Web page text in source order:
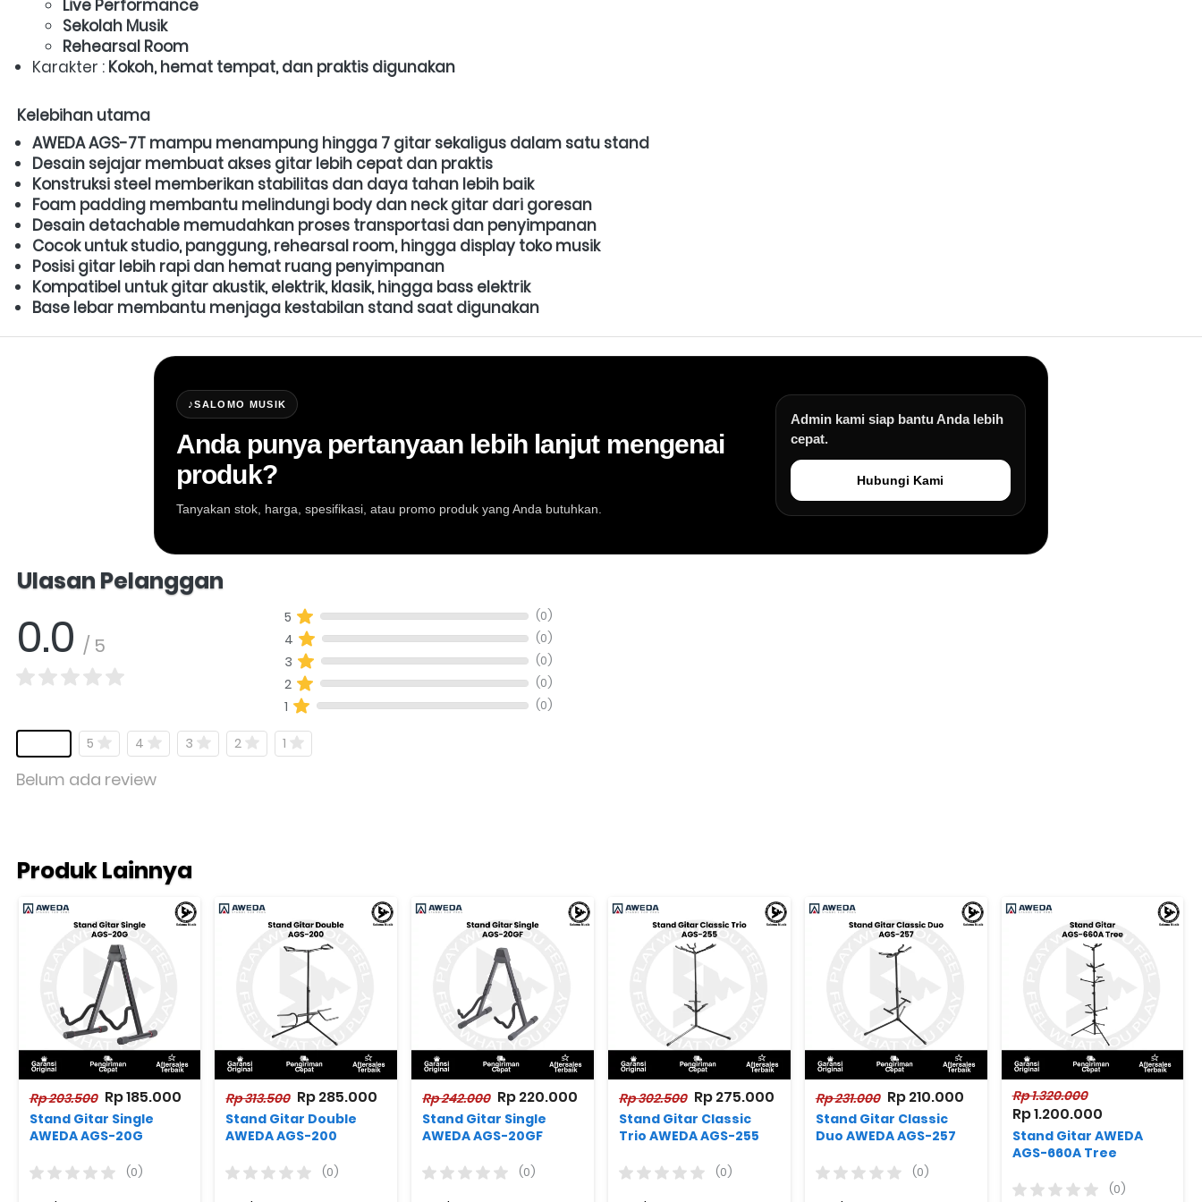
Live Performance
Sekolah Musik
Rehearsal Room
Karakter : Kokoh, hemat tempat, dan praktis digunakan
Kelebihan utama
AWEDA AGS-7T mampu menampung hingga 7 gitar sekaligus dalam satu stand
Desain sejajar membuat akses gitar lebih cepat dan praktis
Konstruksi steel memberikan stabilitas dan daya tahan lebih baik
Foam padding membantu melindungi body dan neck gitar dari goresan
Desain detachable memudahkan proses transportasi dan penyimpanan
Cocok untuk studio, panggung, rehearsal room, hingga display toko musik
Posisi gitar lebih rapi dan hemat ruang penyimpanan
Kompatibel untuk gitar akustik, elektrik, klasik, hingga bass elektrik
Base lebar membantu menjaga kestabilan stand saat digunakan
♪SALOMO MUSIK
Anda punya pertanyaan lebih lanjut mengenai
produk?
Tanyakan stok, harga, spesifikasi, atau promo produk yang Anda butuhkan.
Admin kami siap bantu Anda lebih
cepat.
Hubungi Kami
Ulasan Pelanggan
0.0 / 5
5 (0)
4 (0)
3 (0)
2 (0)
1 (0)
5 4 3 2 1
Belum ada review
Produk Lainnya
Rp 203.500 Rp 185.000
Stand Gitar Single
AWEDA AGS-20G
(0)
Rp 313.500 Rp 285.000
Stand Gitar Double
AWEDA AGS-200
(0)
Rp 242.000 Rp 220.000
Stand Gitar Single
AWEDA AGS-20GF
(0)
Rp 302.500 Rp 275.000
Stand Gitar Classic
Trio AWEDA AGS-255
(0)
Rp 231.000 Rp 210.000
Stand Gitar Classic
Duo AWEDA AGS-257
(0)
Rp 1.320.000
Rp 1.200.000
Stand Gitar AWEDA
AGS-660A Tree
(0)